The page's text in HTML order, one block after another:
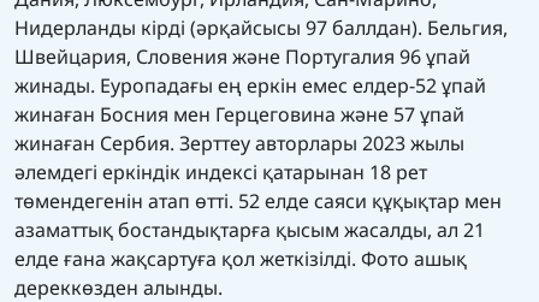
Нидерланды кірді (әрқайсысы 97 баллдан). Бельгия,
Швейцария, Словения және Португалия 96 ұпай
жинады. Еуропадағы ең еркін емес елдер-52 ұпай
жинаған Босния мен Герцеговина және 57 ұпай
жинаған Сербия. Зерттеу авторлары 2023 жылы
әлемдегі еркіндік индексі қатарынан 18 рет
төмендегенін атап өтті. 52 елде саяси құқықтар мен
азаматтық бостандықтарға қысым жасалды, ал 21
елде ғана жақсартуға қол жеткізілді. Фото ашық
дереккөзден алынды.